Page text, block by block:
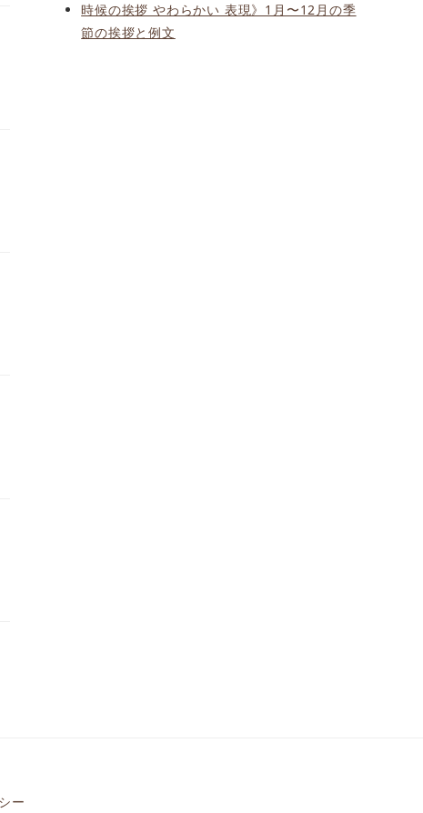
時候の挨拶 やわらかい 表現》1月〜12月の季
節の挨拶と例文
ー